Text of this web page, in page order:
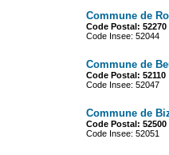
Commune de
Code Postal: 52270
Code Insee: 52044
Commune de
Code Postal: 52110
Code Insee: 52047
Commune de
Code Postal: 52500
Code Insee: 52051